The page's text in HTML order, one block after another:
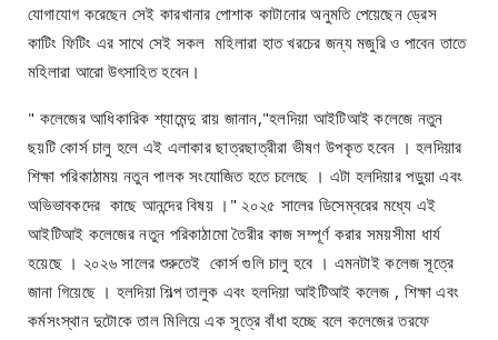
যোগাযোগ করেছেন সেই কারখানার পোশাক কাটানোর অনুমতি পেয়েছেন ড্রেস
কাটিং ফিটিং এর সাথে সেই সকল মহিলারা হাত খরচের জন্য মজুরি ও পাবেন তাতে
মহিলারা আরো উৎসাহিত হবেন।
" কলেজের আধিকারিক শ্যামেন্দু রায় জানান,"হলদিয়া আইটিআই কলেজে নতুন
ছয়টি কোর্স চালু হলে এই এলাকার ছাত্রছাত্রীরা ভীষণ উপকৃত হবেন । হলদিয়ার
শিক্ষা পরিকাঠাময় নতুন পালক সংযোজিত হতে চলেছে । এটা হলদিয়ার পড়ুয়া এবং
অভিভাবকদের কাছে আনন্দের বিষয় ।" ২০২৫ সালের ডিসেম্বরের মধ্যে এই
আইটিআই কলেজের নতুন পরিকাঠামো তৈরীর কাজ সম্পূর্ণ করার সময়সীমা ধার্য
হয়েছে । ২০২৬ সালের শুরুতেই কোর্স গুলি চালু হবে । এমনটাই কলেজ সূত্রে
জানা গিয়েছে । হলদিয়া শিল্প তালুক এবং হলদিয়া আইটিআই কলেজ ‌, শিক্ষা এবং
কর্মসংস্থান দুটোকে তাল মিলিয়ে এক সূত্রে বাঁধা হচ্ছে বলে কলেজের তরফে